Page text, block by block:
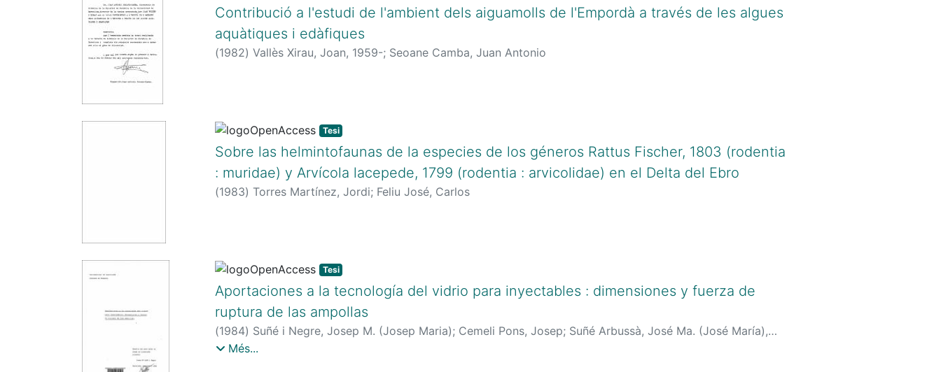
Contribució a l'estudi de l'ambient dels aiguamolls de l'Empordà a través de les algues
aquàtiques i edàfiques
(1982) Vallès Xirau, Joan, 1959-; Seoane Camba, Juan Antonio
Tesi
Sobre las helmintofaunas de la especies de los géneros Rattus Fischer, 1803 (rodentia
: muridae) y Arvícola lacepede, 1799 (rodentia : arvicolidae) en el Delta del Ebro
(1983) Torres Martínez, Jordi; Feliu José, Carlos
Tesi
Aportaciones a la tecnología del vidrio para inyectables : dimensiones y fuerza de
ruptura de las ampollas
(1984) Suñé i Negre, Josep M. (Josep Maria); Cemeli Pons, Josep; Suñé Arbussà, José Ma. (José María),
1928-
Més...